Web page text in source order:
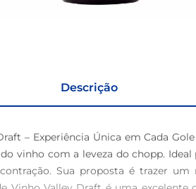
Descrição
– Experiência Única em Cada
vinho com a leveza do chopp.
Sua proposta é trazer